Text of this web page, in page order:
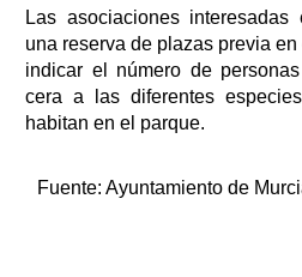
Las asociaciones
una reserva de plazas previa
indicar el número de
cera a las diferentes
habitan en el parque.
Fuente: Ayuntamiento de